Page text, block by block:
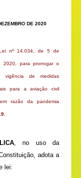
DE 2020
nº 14.034, de 5 de
2020, para prorrogar o
vigência de medidas
para a aviação civil
razão da pandemia
.
, no uso da
adota a
lei: